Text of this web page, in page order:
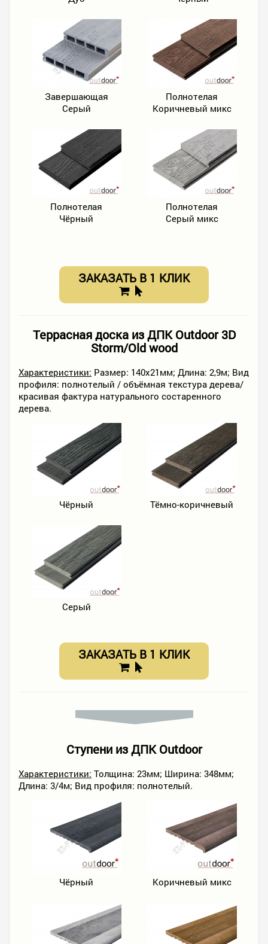
Завершающая
Серый
Полнотелая
Коричневый микс
Полнотелая
Чёрный
Полнотелая
Серый микс
ЗАКАЗАТЬ В 1 КЛИК
Террасная доска из ДПК Outdoor 3D
Storm/Old wood
Характеристики: Размер: 140х21мм; Длина: 2,9м; Вид
профиля: полнотелый / объёмная текстура дерева/
красивая фактура натурального состаренного
дерева.
Чёрный Тёмно-коричневый
Серый
ЗАКАЗАТЬ В 1 КЛИК
Ступени из ДПК Outdoor
Характеристики: Толщина: 23мм; Ширина: 348мм;
Длина: 3/4м; Вид профиля: полнотелый.
Чёрный Коричневый микс